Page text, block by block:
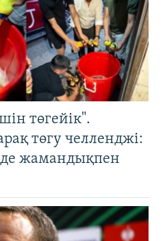
төгейік".
төгу челленджі:
жамандықпен